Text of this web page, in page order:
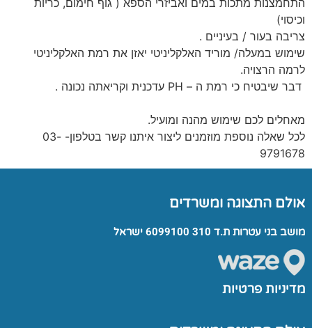
התחמצנות מתכות במים ואביזרי הספא ( גוף חימום, כריות
וכיסוי)
צריבה בעור / בעיניים .
שימוש במעלה/ מוריד האלקליניטי יאזן את רמת האלקליניטי
לרמה הרצויה.
דבר שיבטיח כי רמת ה – PH עדכנית וקריאתה נכונה .
מאחלים לכם שימוש מהנה ומועיל.
לכל שאלה נוספת מוזמנים ליצור איתנו קשר בטלפון- 03-
9791678
אולם התצוגה ומשרדים
מושב בני עטרות ת.ד 310 6099100 ישראל
מדיניות פרטיות